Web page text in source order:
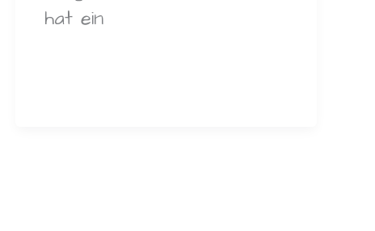
hat ein